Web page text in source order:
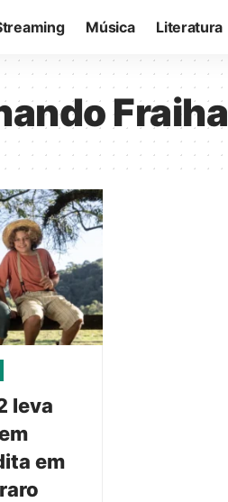
Música Literatura
Fraiha
leva
em